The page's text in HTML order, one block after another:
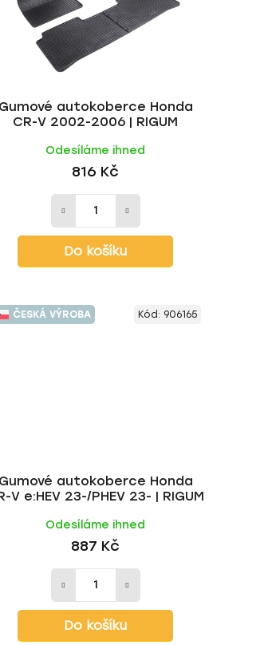
Gumové autokoberce Honda
CR-V 2002-2006 | RIGUM
Odesíláme ihned
816 Kč
Do košíku
ČESKÁ VÝROBA
Gumové autokoberce Honda
V e:HEV 23-/PHEV 23- | RIGUM
Odesíláme ihned
887 Kč
Do košíku
Kód: 906165